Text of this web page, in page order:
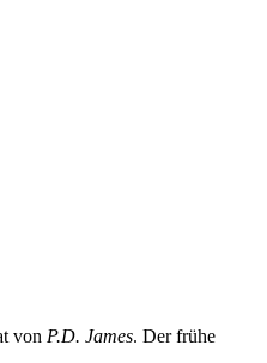
von P.D. James. Der frühe